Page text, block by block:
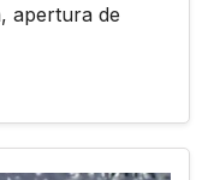
apertura de